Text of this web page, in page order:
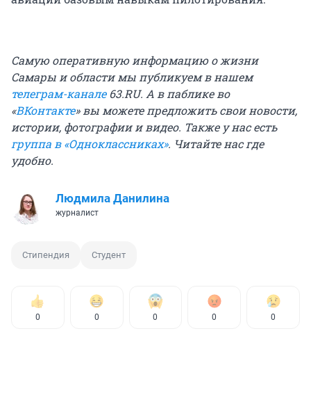
Самую оперативную информацию о жизни
Самары и области мы публикуем в нашем
телеграм-канале63.RU. А в паблике во
«ВКонтакте» вы можете предложить свои новости,
истории, фотографии и видео. Также у нас есть
группа в «Одноклассниках». Читайте нас где
удобно.
Людмила Данилина
журналист
Стипендия Студент
0 0 0 0 0